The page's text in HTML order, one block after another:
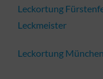
Leckortung
Leckmeister
Leckortung